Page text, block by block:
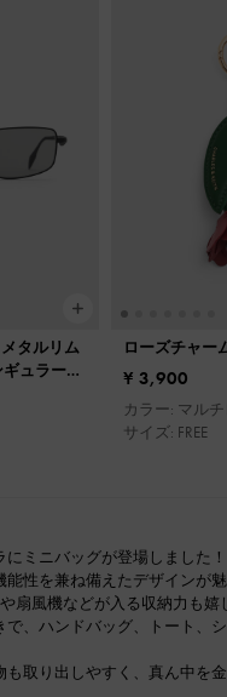
タルリム
ュラーサ
ローズチャー
¥ 3,900
カラー: マル
サイズ: FREE
ミニバッグが登場しました！
性を兼ね備えたデザインが魅
扇風機などが入る収納力も
、ハンドバッグ、トート、
も取り出しやすく、真ん中を